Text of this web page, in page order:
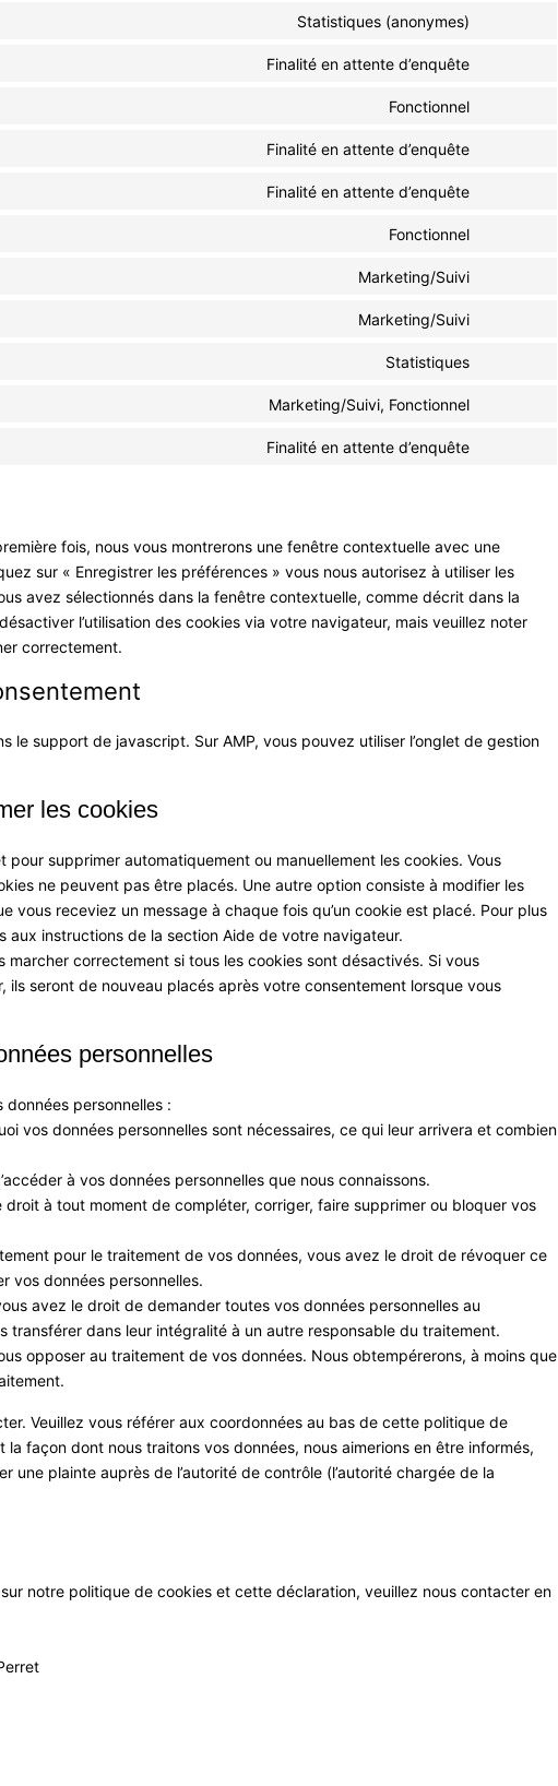
Statistiques (anonymes)
Finalité en attente d’enquête
Fonctionnel
Finalité en attente d’enquête
Finalité en attente d’enquête
Fonctionnel
Marketing/Suivi
Marketing/Suivi
Statistiques
Marketing/Suivi, Fonctionnel
Finalité en attente d’enquête
fois, nous vous montrerons une fenêtre contextuelle avec une
sur « Enregistrer les préférences » vous nous autorisez à utiliser les
avez sélectionnés dans la fenêtre contextuelle, comme décrit dans la
l’utilisation des cookies via votre navigateur, mais veuillez noter
correctement.
le support de javascript. Sur AMP, vous pouvez utiliser l’onglet de gestion
les cookies
supprimer automatiquement ou manuellement les cookies. Vous
ne peuvent pas être placés. Une autre option consiste à modifier les
vous receviez un message à chaque fois qu’un cookie est placé. Pour plus
aux instructions de la section Aide de votre navigateur.
correctement si tous les cookies sont désactivés. Si vous
seront de nouveau placés après votre consentement lorsque vous
personnelles
personnelles :
vos données personnelles sont nécessaires, ce qui leur arrivera et combien
à vos données personnelles que nous connaissons.
à tout moment de compléter, corriger, faire supprimer ou bloquer vos
pour le traitement de vos données, vous avez le droit de révoquer ce
vos données personnelles.
avez le droit de demander toutes vos données personnelles au
transférer dans leur intégralité à un autre responsable du traitement.
opposer au traitement de vos données. Nous obtempérerons, à moins que
Veuillez vous référer aux coordonnées au bas de cette politique de
façon dont nous traitons vos données, nous aimerions en être informés,
une plainte auprès de l’autorité de contrôle (l’autorité chargée de la
notre politique de cookies et cette déclaration, veuillez nous contacter en